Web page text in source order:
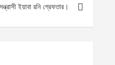
ইয়াবা রনি গ্রেফতার।